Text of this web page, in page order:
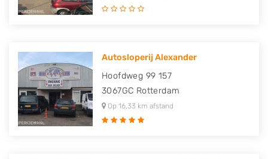
Autosloperij Alexander
Hoofdweg 99 157
3067GC Rotterdam
Op 16,33 km afstand